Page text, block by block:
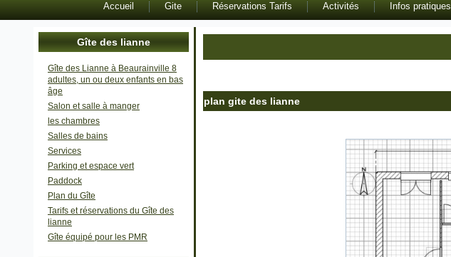
Accueil Gite Réservations Tarifs Activités Infos pratiques
Gîte des lianne
Gîte des Lianne à Beaurainville 8
adultes, un ou deux enfants en bas
âge
Salon et salle à manger
les chambres
Salles de bains
Services
Parking et espace vert
Paddock
Plan du Gîte
Tarifs et réservations du Gîte des
lianne
Gîte équipé pour les PMR
plan gite des lianne